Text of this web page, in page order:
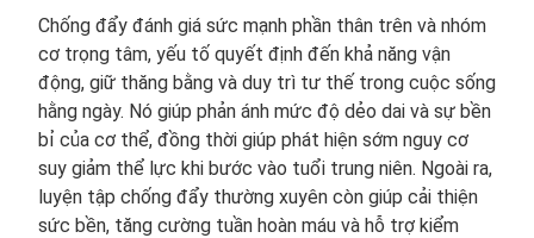
Chống đẩy đánh giá sức mạnh phần thân trên và nhóm
cơ trọng tâm, yếu tố quyết định đến khả năng vận
động, giữ thăng bằng và duy trì tư thế trong cuộc sống
hằng ngày. Nó giúp phản ánh mức độ dẻo dai và sự bền
bỉ của cơ thể, đồng thời giúp phát hiện sớm nguy cơ
suy giảm thể lực khi bước vào tuổi trung niên. Ngoài ra,
luyện tập chống đẩy thường xuyên còn giúp cải thiện
sức bền, tăng cường tuần hoàn máu và hỗ trợ kiểm